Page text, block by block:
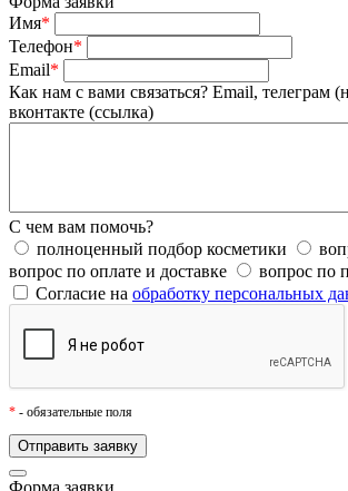
Имя*
Телефон*
Email*
Как нам с вами связаться? Email, телеграм
вконтакте (ссылка)
С чем вам помочь?
полноценный подбор косметики
вопрос по оплате и доставке
вопрос по
Согласие на обработку персональных
* - обязательные поля
Форма заявки